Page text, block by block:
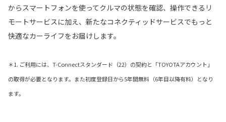
からスマートフォンを使ってクルマの状態を確認、操作できるリ
モートサービスに加え、新たなコネクティッドサービスでもっと
快適なカーライフをお届けします。
＊1. ご利用には、T-Connectスタンダード（22）の契約と「TOYOTAアカウント」
の取得が必要となります。また初度登録日から5年間無料（6年目以降有料）となり
ます。